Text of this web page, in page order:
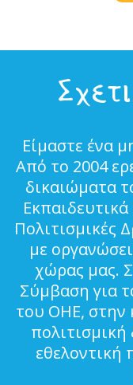
Είμαστε ένα
Από το 2004
δικαιώματα
Πολιτισμικές
με
χώρας μας.
Σύμβαση για
του ΟΗΕ, στην